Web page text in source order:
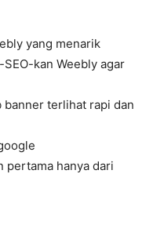
yang menarik
kan Weebly agar
terlihat rapi dan
pertama hanya dari